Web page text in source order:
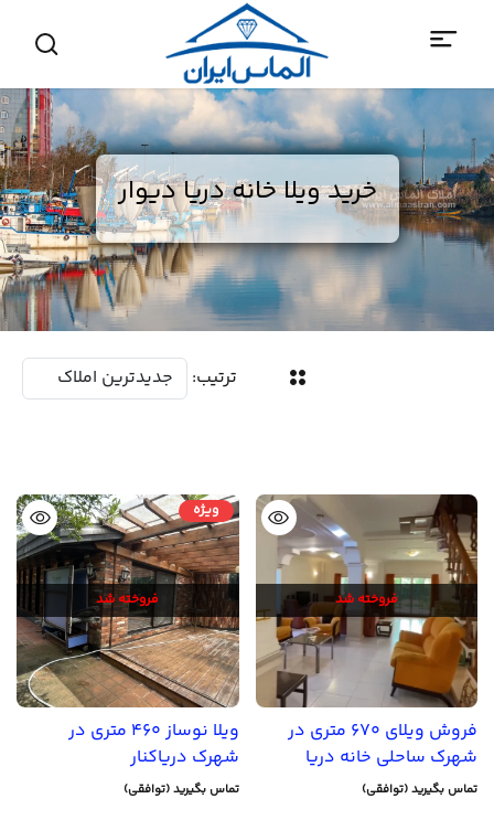
خرید ویلا خانه دریا دیوار
ترتیب:
فروخته شد
فروش ویلای 670 متری در
شهرک ساحلی خانه دریا
تماس بگیرید (توافقی)
ویژه
فروخته شد
ویلا نوساز 460 متری در
شهرک دریاکنار
تماس بگیرید (توافقی)